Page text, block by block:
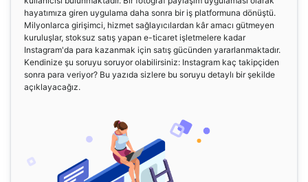
hayatımıza giren uygulama daha sonra bir iş platformuna dönüştü.
Milyonlarca girişimci, hizmet sağlayıcılardan kâr amacı gütmeyen
kuruluşlar, stoksuz satış yapan e-ticaret işletmelere kadar
Instagram'da para kazanmak için satış gücünden yararlanmaktadır.
Kendinize şu soruyu soruyor olabilirsiniz: Instagram kaç takipçiden
sonra para veriyor? Bu yazıda sizlere bu soruyu detaylı bir şekilde
açıklayacağız.